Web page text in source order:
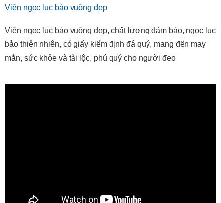
Viên ngọc lục bảo vuông đẹp
Viên ngọc lục bảo vuông đẹp, chất lượng đảm bảo, ngọc lục
bảo thiên nhiên, có giấy kiểm định đá quý, mang đến may
mắn, sức khỏe và tài lộc, phú quý cho người đeo